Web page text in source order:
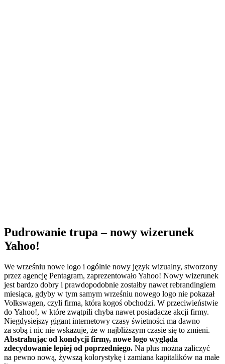
Pudrowanie trupa – nowy wizerunek
Yahoo!
We wrześniu nowe logo i ogólnie nowy język wizualny, stworzony
przez agencję Pentagram, zaprezentowało Yahoo! Nowy wizerunek
jest bardzo dobry i prawdopodobnie zostałby nawet rebrandingiem
miesiąca, gdyby w tym samym wrześniu nowego logo nie pokazał
Volkswagen, czyli firma, która kogoś obchodzi. W przeciwieństwie
do Yahoo!, w które zwątpili chyba nawet posiadacze akcji firmy.
Niegdysiejszy gigant internetowy czasy świetności ma dawno
za sobą i nic nie wskazuje, że w najbliższym czasie się to zmieni.
Abstrahując od kondycji firmy, nowe logo wygląda
zdecydowanie lepiej od poprzedniego. Na plus można zaliczyć
na pewno nową, żywszą kolorystykę i zamiana kapitalików na małe